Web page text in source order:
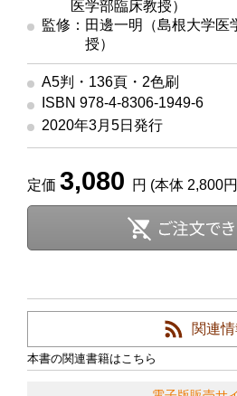
医学部臨床教授）
監修：田邊一明（島根大学医
授）
A5判・136頁・2色刷
ISBN 978-4-8306-1949-6
2020年3月5日発行
定価 3,080 円 (本体 2,800
関連情
本書の関連書籍はこちら